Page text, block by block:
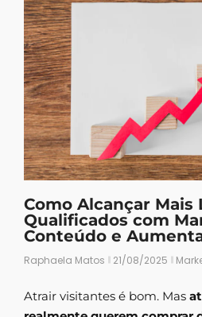
Como Alcançar Mais
Qualificados com
Conteúdo e
Raphaela Matos 21/08/2025
Atrair visitantes é bom. Mas